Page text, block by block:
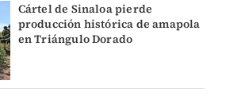
Cártel de Sinaloa pierde
producción histórica de amapola
en Triángulo Dorado